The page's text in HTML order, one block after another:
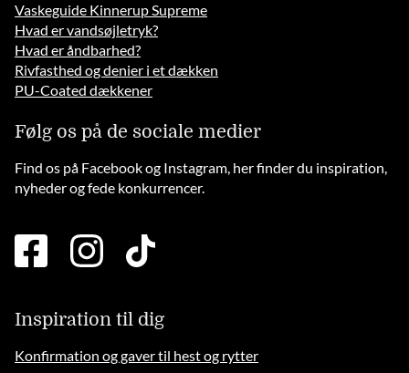
Vaskeguide Kinnerup Supreme
Hvad er vandsøjletryk?
Hvad er åndbarhed?
Rivfasthed og denier i et dækken
PU-Coated dækkener
Følg os på de sociale medier
Find os på Facebook og Instagram, her finder du inspiration,
nyheder og fede konkurrencer.
facebook
square
instagramtiktok
Inspiration til dig
Konfirmation og gaver til hest og rytter